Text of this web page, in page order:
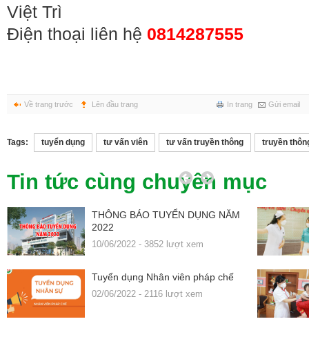
Việt Trì
Điện thoại liên hệ 0814287555
Về trang trước Lên đầu trang Gửi email
In trang
Tags: tuyển dụng tư vấn viên tư vấn truyền thông truyền
Tin tức cùng chuyên mục
THÔNG BÁO TUYỂN DỤNG NĂM
2022
10/06/2022 - 3852 lượt xem
Tuyển dụng Nhân viên pháp chế
02/06/2022 - 2116 lượt xem